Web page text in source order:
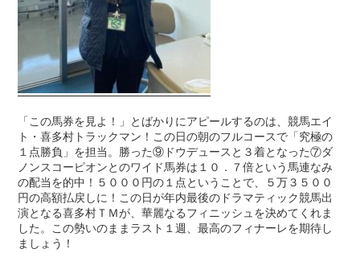
「この馬券を見よ！」とばかりにアピールするのは、競馬エイ
ト・喜多村トラックマン！この日の朝のフルコースで「究極の
１点勝負」を担当。勝った⑨ドウデュースと３着となった⑦ダ
ノンスコーピオンとのワイド馬券は１０．７倍という馬連なみ
の配当を的中！５０００円の１点ということで、５万３５００
円の高額払戻しに！この日が年内最後のドラマティック競馬出
演となる喜多村ＴＭが、華麗なるフィニッシュを決めてくれま
した。この勢いのままラスト１週、最高のフィナーレを期待し
ましょう！